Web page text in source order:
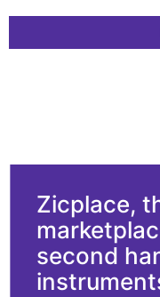
Zicplace,
second